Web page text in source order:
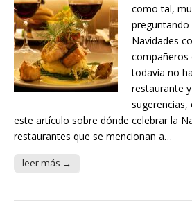
como tal,
preguntando
Navidades
compañeros
todavía no
restaurante
sugerencias,
este artículo sobre dónde celebrar la
restaurantes que se mencionan a…
leer más →